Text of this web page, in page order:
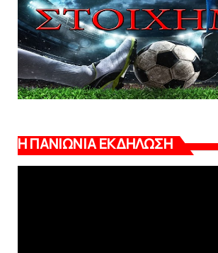
Η ΠΑΝΙΩΝΙΑ ΕΚΔΗΛΩΣΗ